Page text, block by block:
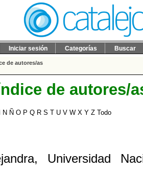
Iniciar sesión Categorías Buscar
de autores/as
de autores/
N Ñ O P Q R S T U V W X Y Z Todo
, Universidad